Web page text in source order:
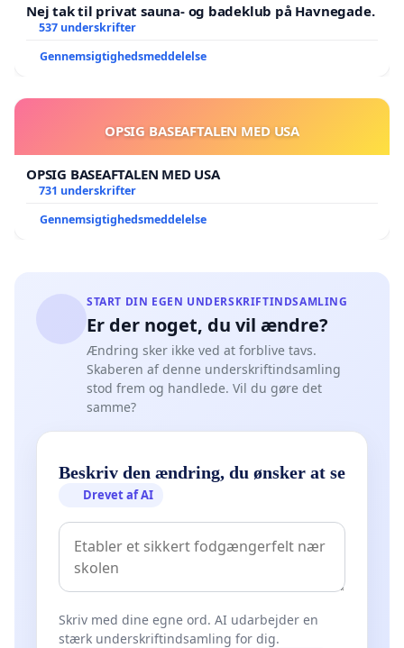
Nej tak til privat sauna- og badeklub på Havnegade.
537 underskrifter
Gennemsigtighedsmeddelelse
OPSIG BASEAFTALEN MED USA
OPSIG BASEAFTALEN MED USA
731 underskrifter
Gennemsigtighedsmeddelelse
START DIN EGEN UNDERSKRIFTINDSAMLING
Er der noget, du vil ændre?
Ændring sker ikke ved at forblive tavs.
Skaberen af denne underskriftindsamling
stod frem og handlede. Vil du gøre det
samme?
Beskriv den ændring, du ønsker at se
Drevet af AI
Skriv med dine egne ord. AI udarbejder en
stærk underskriftindsamling for dig.